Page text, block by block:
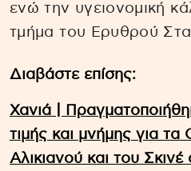
ενώ την υγειονομική
τμήμα του Ερυθρού
Διαβάστε επίσης:
Χανιά |
τιμής και μνήμης για
Αλικιανού και του